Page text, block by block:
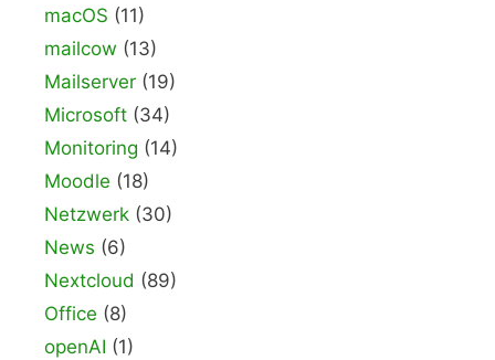
macOS (11)
mailcow (13)
Mailserver (19)
Microsoft (34)
Monitoring (14)
Moodle (18)
Netzwerk (30)
News (6)
Nextcloud (89)
Office (8)
openAI (1)